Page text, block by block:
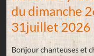
du dimanche
31juillet 2026
Bonjour chanteuses et